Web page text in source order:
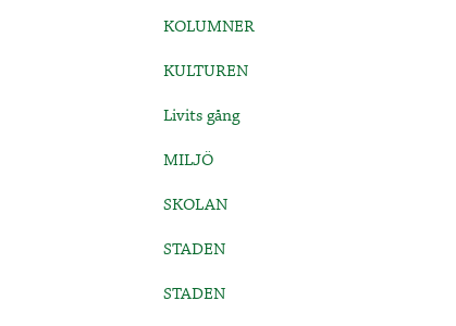
KOLUMNER
KULTUREN
Livits gång
MILJÖ
SKOLAN
STADEN
STADEN